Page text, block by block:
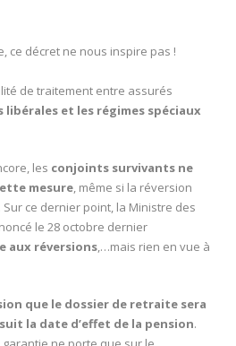
ce décret ne nous inspire pas !
de traitement entre assurés
libérales et les régimes spéciaux
les conjoints survivants ne
mesure, même si la réversion
ce dernier point, la Ministre des
le 28 octobre dernier
aux réversions,…mais rien en vue à
que le dossier de retraite sera
la date d’effet de la pension.